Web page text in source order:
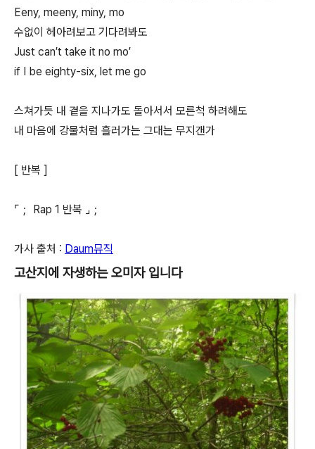
Eeny, meeny, miny, mo
수없이 헤아려보고 기다려봐도
Just can′t take it no mo′
if I be eighty-six, let me go
스쳐가듯 내 곁을 지나가도 돌아서서 모른척 하려해도
내 마음에 강물처럼 흘러가는 그대는 무지갠가
[ 반복 ]
⌜； Rap 1 반복 ⌟；
가사 출처 : Daum뮤직
고산지에 자생하는 오미자 입니다